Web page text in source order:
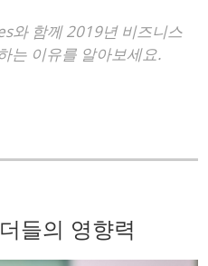
와 함께 2019년 비즈니스
는 이유를 알아보세요.
들의 영향력